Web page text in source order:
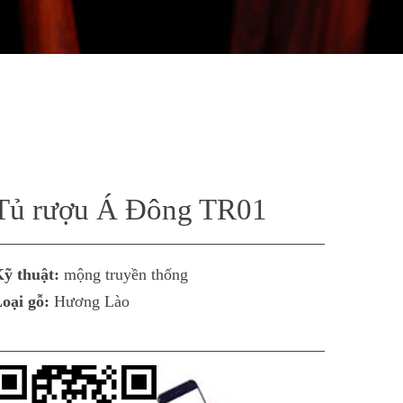
rượu Á Đông TR01
thuật: mộng truyền thống
gỗ: Hương Lào